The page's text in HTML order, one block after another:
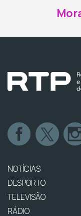
NOTÍCIAS
DESPORTO
TELEVISÃO
RÁDIO